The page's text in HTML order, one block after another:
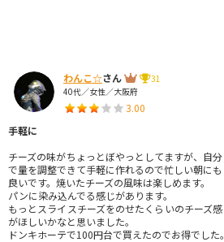
わんこ☆さん
31
40代／女性／大阪府
3.00
手軽に
チーズの味がちょっとぼやっとしてますが、自分
で量を調整できて手軽に作れるので忙しい朝にも
良いです。焼いたチーズの風味は楽しめます。
パンに染み込んでる感じがあります。
もっとスライスチーズをのせたくらいのチーズ感
がほしいかなと思いました。
ドンキホーテで100円台で買えたのでお得でした。